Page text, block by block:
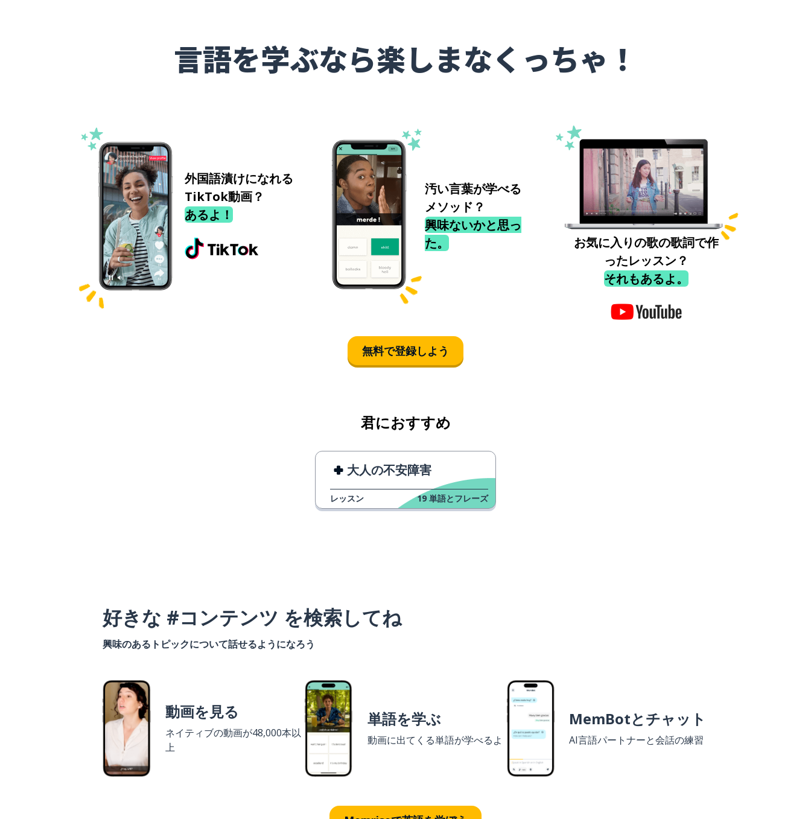
言語を学ぶなら楽しまなくっちゃ！
外国語漬けになれる
TikTok動画？
あるよ！
汚い言葉が学べる
メソッド？
興味ないかと思っ
た。
お気に入りの歌の歌詞で作
ったレッスン？
それもあるよ。
無料で登録しよう
君におすすめ
大人の不安障害
レッスン 19 単語とフレーズ
好きな #コンテンツ を検索してね
興味のあるトピックについて話せるようになろう
動画を見る
ネイティブの動画が48,000本以
上
単語を学ぶ
動画に出てくる単語が学べるよ
MemBotとチャット
AI言語パートナーと会話の練習